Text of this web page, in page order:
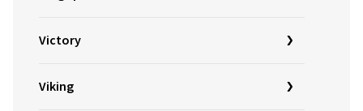
Victory
Viking